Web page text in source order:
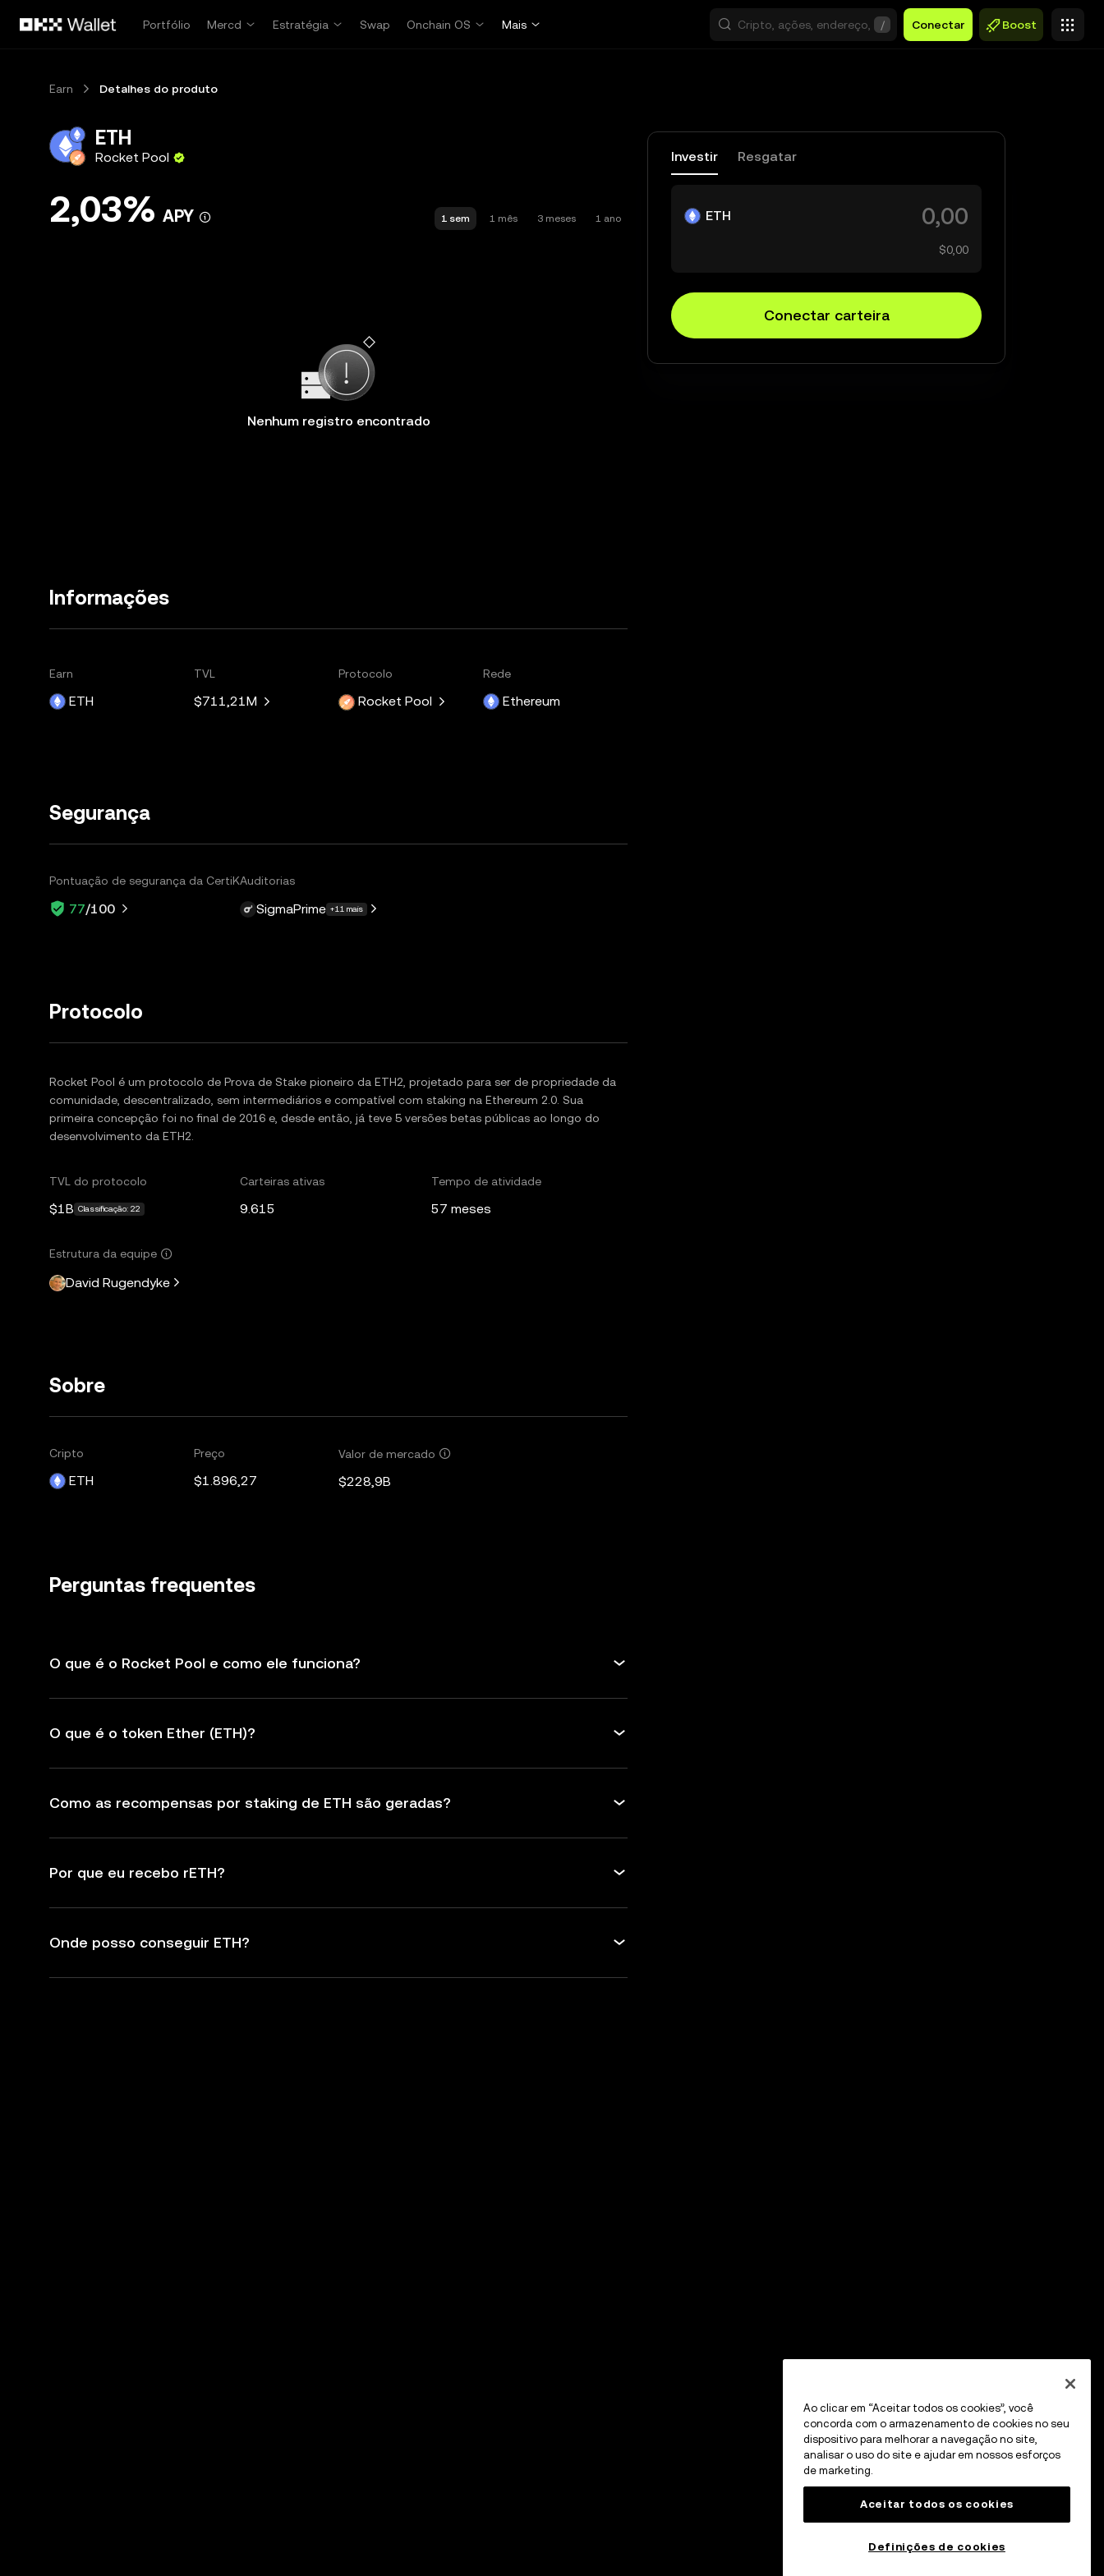
Portfólio
Mercd Estratégia Swap Onchain OS Mais / Conectar Boost
Earn Detalhes do produto
ETH
Rocket Pool
2,03% APY 1 sem 1 mês 3 meses 1 ano
Nenhum registro encontrado
Informações
Earn
ETH
TVL
$711,21M
Protocolo
Rocket Pool
Rede
Ethereum
Segurança
Pontuação de segurança da CertiK
77/100
Auditorias
SigmaPrime +11 mais
Protocolo
Rocket Pool é um protocolo de Prova de Stake pioneiro da ETH2, projetado para ser de propriedade da
comunidade, descentralizado, sem intermediários e compatível com staking na Ethereum 2.0. Sua
primeira concepção foi no final de 2016 e, desde então, já teve 5 versões betas públicas ao longo do
desenvolvimento da ETH2.
TVL do protocolo
$1B Classificação: 22
Carteiras ativas
9.615
Tempo de atividade
57 meses
Estrutura da equipe
David Rugendyke
Sobre
Cripto
ETH
Preço
$1.896,27
Valor de mercado
$228,9B
Perguntas frequentes
O que é o Rocket Pool e como ele funciona?
O que é o token Ether (ETH)?
Como as recompensas por staking de ETH são geradas?
Por que eu recebo rETH?
Onde posso conseguir ETH?
Investir Resgatar
ETH
$0,00
Conectar carteira
Ao clicar em “Aceitar todos os cookies”, você
concorda com o armazenamento de cookies no seu
dispositivo para melhorar a navegação no site,
analisar o uso do site e ajudar em nossos esforços
de marketing.
Aceitar todos os cookies
Definições de cookies